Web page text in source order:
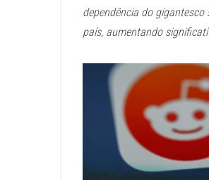
dependência do
país, aumentando